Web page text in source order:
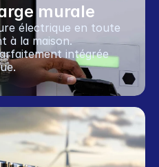
murale
électrique en toute
à la maison.
intégrée